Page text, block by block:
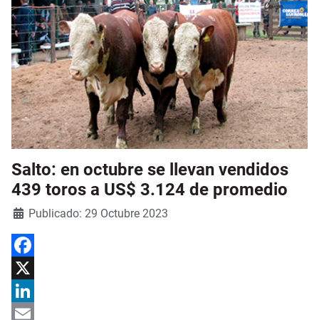
Salto: en octubre se llevan vendidos
439 toros a US$ 3.124 de promedio
DetallesPublicado: 29 Octubre 2023
Facebook
X
LinkedIn